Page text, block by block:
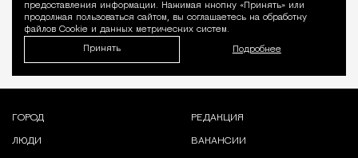
предоставления информации. Нажимая кнопку «Принять» или
продолжая пользоваться сайтом, вы соглашаетесь на обработку
файлов Cookie и данных метрических систем.
Принять Подробнее
ГОРОД
ЛЮДИ
РЕДАКЦИЯ
ВАКАНСИИ